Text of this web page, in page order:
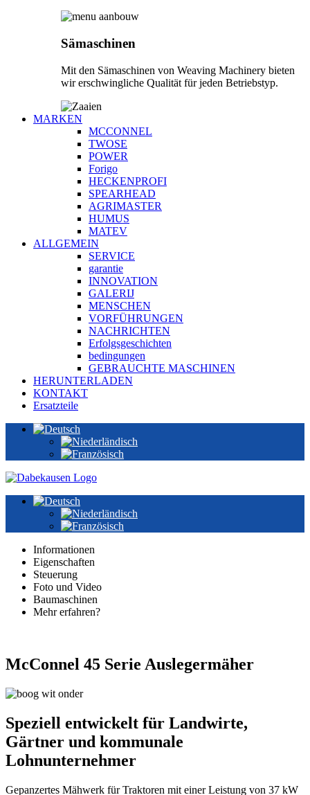
Sämaschinen
Mit den Sämaschinen von Weaving Machinery bieten
wir erschwingliche Qualität für jeden Betriebstyp.
MARKEN
MCCONNEL
TWOSE
POWER
Forigo
HECKENPROFI
SPEARHEAD
AGRIMASTER
HUMUS
MATEV
ALLGEMEIN
SERVICE
garantie
INNOVATION
GALERIJ
MENSCHEN
VORFÜHRUNGEN
NACHRICHTEN
Erfolgsgeschichten
bedingungen
GEBRAUCHTE MASCHINEN
HERUNTERLADEN
KONTAKT
Ersatzteile
Informationen
Eigenschaften
Steuerung
Foto und Video
Baumaschinen
Mehr erfahren?
McConnel 45 Serie Auslegermäher
Speziell entwickelt für Landwirte,
Gärtner und kommunale
Lohnunternehmer
Gepanzertes Mähwerk für Traktoren mit einer Leistung von 37 kW